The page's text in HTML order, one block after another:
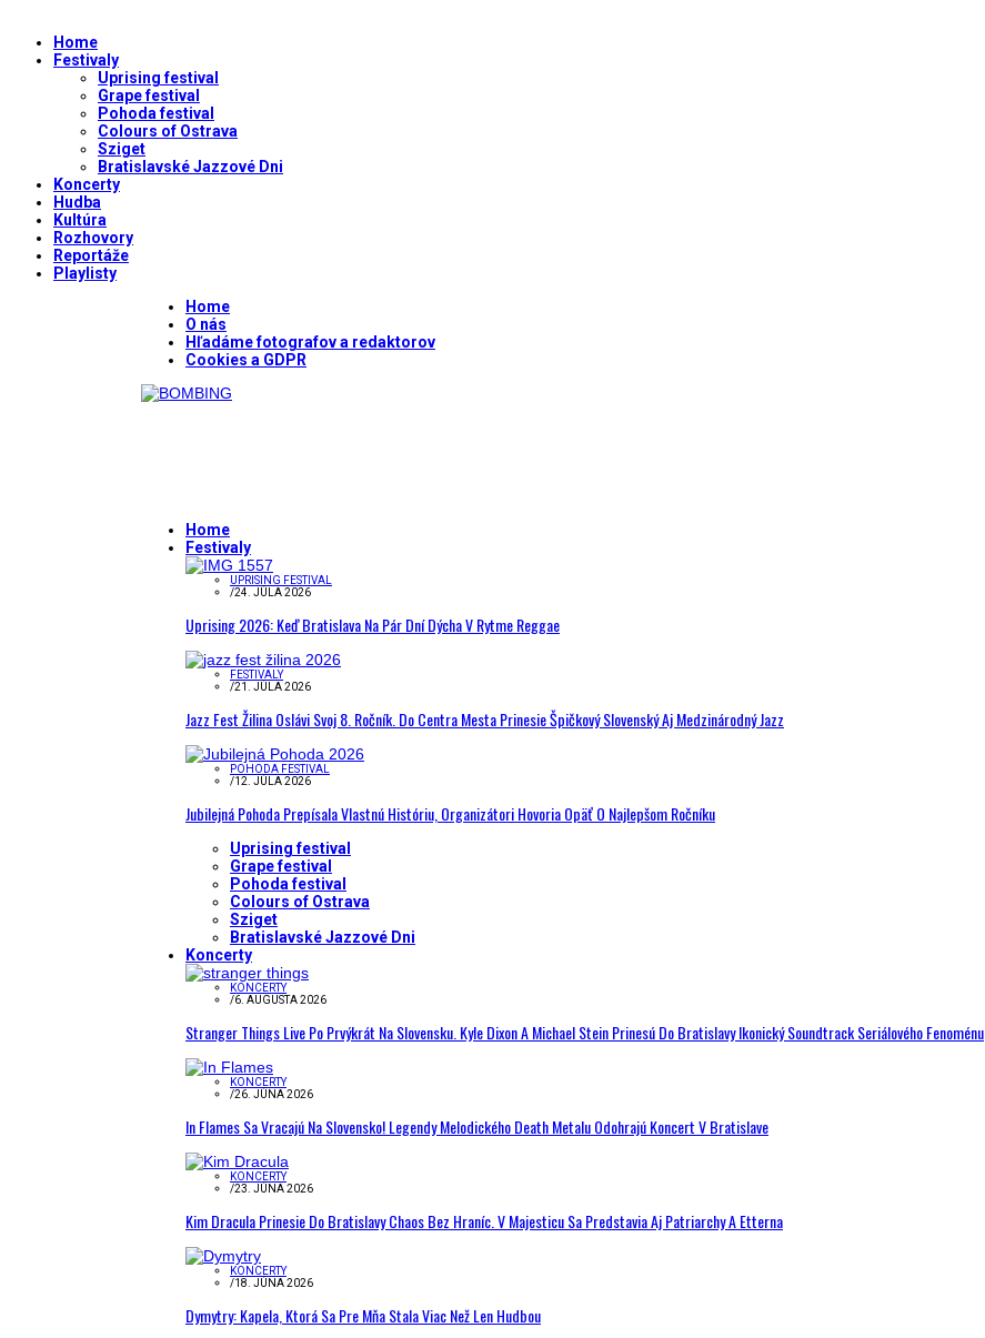
Home
Festivaly
Uprising festival
Grape festival
Pohoda festival
Colours of Ostrava
Sziget
Bratislavské Jazzové Dni
Koncerty
Hudba
Kultúra
Rozhovory
Reportáže
Playlisty
Home
O nás
Hľadáme fotografov a redaktorov
Cookies a GDPR
Home
Festivaly
UPRISING FESTIVAL
/24. JÚLA 2026
Uprising 2026: Keď Bratislava Na Pár Dní Dýcha V Rytme Reggae
FESTIVALY
/21. JÚLA 2026
Jazz Fest Žilina Oslávi Svoj 8. Ročník. Do Centra Mesta Prinesie Špičkový Slovenský Aj Medzinárodný Jazz
POHODA FESTIVAL
/12. JÚLA 2026
Jubilejná Pohoda Prepísala Vlastnú Históriu, Organizátori Hovoria Opäť O Najlepšom Ročníku
Uprising festival
Grape festival
Pohoda festival
Colours of Ostrava
Sziget
Bratislavské Jazzové Dni
Koncerty
KONCERTY
/6. AUGUSTA 2026
Stranger Things Live Po Prvýkrát Na Slovensku. Kyle Dixon A Michael Stein Prinesú Do Bratislavy Ikonický Soundtrack Seriálového Fenoménu
KONCERTY
/26. JÚNA 2026
In Flames Sa Vracajú Na Slovensko! Legendy Melodického Death Metalu Odohrajú Koncert V Bratislave
KONCERTY
/23. JÚNA 2026
Kim Dracula Prinesie Do Bratislavy Chaos Bez Hraníc. V Majesticu Sa Predstavia Aj Patriarchy A Etterna
KONCERTY
/18. JÚNA 2026
Dymytry: Kapela, Ktorá Sa Pre Mňa Stala Viac Než Len Hudbou